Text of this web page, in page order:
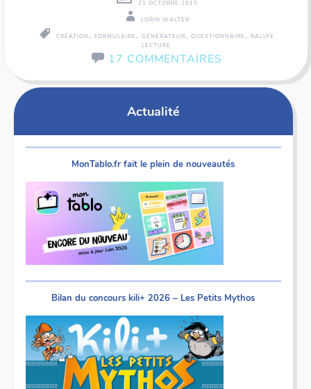
21 OCTOBRE 2015
LORIN WALTER
CRÉATION , FORMULAIRE , GÉNÉRATEUR, QUESTIONNAIRE , RALLYE
LECTURE
17 COMMENTAIRES
Actualité
MonTablo.fr fait le plein de nouveautés
Bilan du concours kili+ 2026 – Les Petits Mythos